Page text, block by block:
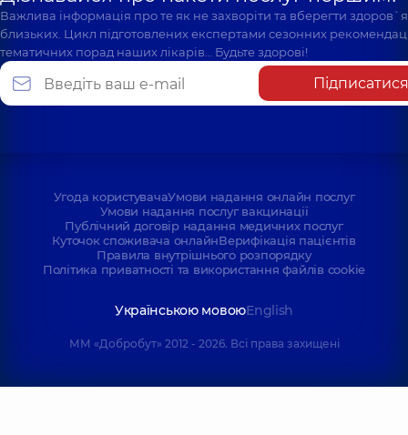
Важлива інформація про те як не захворіти та вберегти
близьких. Цикл підготовлених експертами сезонних
тематичних порад наших лікарів… Будьте здорові!
Підписатися
Угода користувачаУмови надання онлайн послуг
Умови надання послуг вакцинації
Публічний договір надання медичних послуг
Куточок споживача онлайнВерифікація пацієнтів
Правила внутрішнього розпорядку
Політика приватності та використання файлів cookie
Українською мовоюEnglish
ММ «Добробут» 2012 - 2026. Всі права захищені